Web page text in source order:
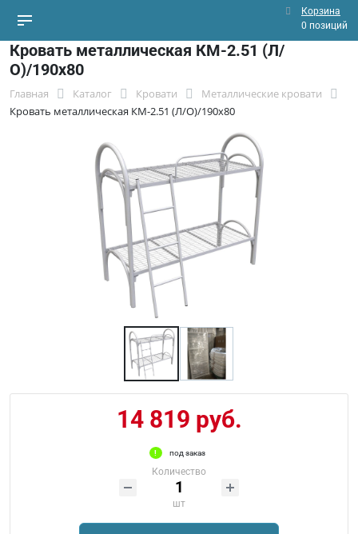
Корзина
0 позиций
Кровать металлическая КМ-2.51 (Л/
О)/190х80
Главная Каталог Кровати
Металлические кровати
Кровать металлическая КМ-2.51 (Л/О)/190х80
14 819 руб.
под заказ
Количество
шт